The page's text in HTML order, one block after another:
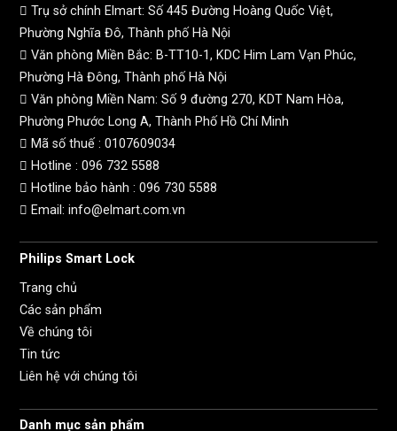
Trụ sở chính Elmart: Số 445 Đường Hoàng Quốc Việt,
Phường Nghĩa Đô, Thành phố Hà Nội
Văn phòng Miền Bắc: B-TT10-1, KDC Him Lam Vạn Phúc,
Phường Hà Đông, Thành phố Hà Nội
Văn phòng Miền Nam: Số 9 đường 270, KDT Nam Hòa,
Phường Phước Long A, Thành Phố Hồ Chí Minh
Mã số thuế : 0107609034
Hotline : 096 732 5588
Hotline bảo hành : 096 730 5588
Email: info@elmart.com.vn
Philips Smart Lock
Trang chủ
Các sản phẩm
Về chúng tôi
Tin tức
Liên hệ với chúng tôi
Danh mục sản phẩm